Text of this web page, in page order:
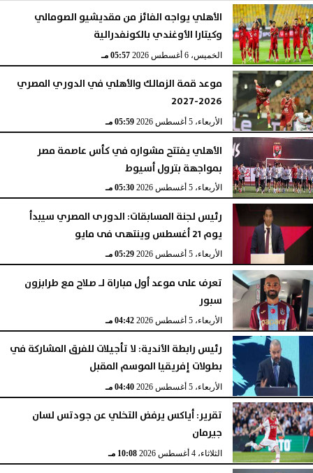
الأهلي يواجه الفائز من مقديشيو الصومالي
وكيتارا الأوغندي بالكونفدرالية
الخميس، 6 أغسطس 2026 05:57 مـ
موعد قمة الزمالك والأهلي في الدوري المصري
2026-2027
الأربعاء، 5 أغسطس 2026 05:59 مـ
الأهلي يفتتح مشواره في كأس عاصمة مصر
بمواجهة بترول أسيوط
الأربعاء، 5 أغسطس 2026 05:30 مـ
رئيس لجنة المسابقات: الدورى المصري سيبدأ
يوم 21 أغسطس وينتهى فى مايو
الأربعاء، 5 أغسطس 2026 05:29 مـ
تعرف على موعد أول مباراة لـ صلاح مع طرابزون
سبور
الأربعاء، 5 أغسطس 2026 04:42 مـ
رئيس رابطة الأندية: لا تأجيلات للفرق المشاركة في
بطولات إفريقيا الموسم المقبل
الأربعاء، 5 أغسطس 2026 04:40 مـ
تقرير: أياكس يرفض التخلي عن جودتس لسان
جيرمان
الثلاثاء، 4 أغسطس 2026 10:08 مـ